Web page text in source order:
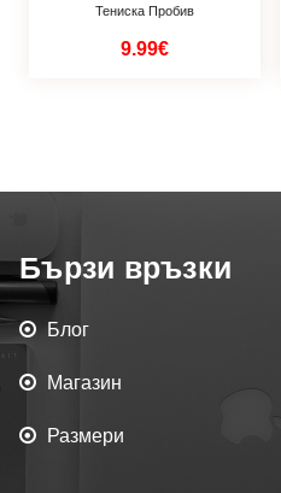
Тениска Пробив
9.99€
Бързи връзки
Блог
Магазин
Размери